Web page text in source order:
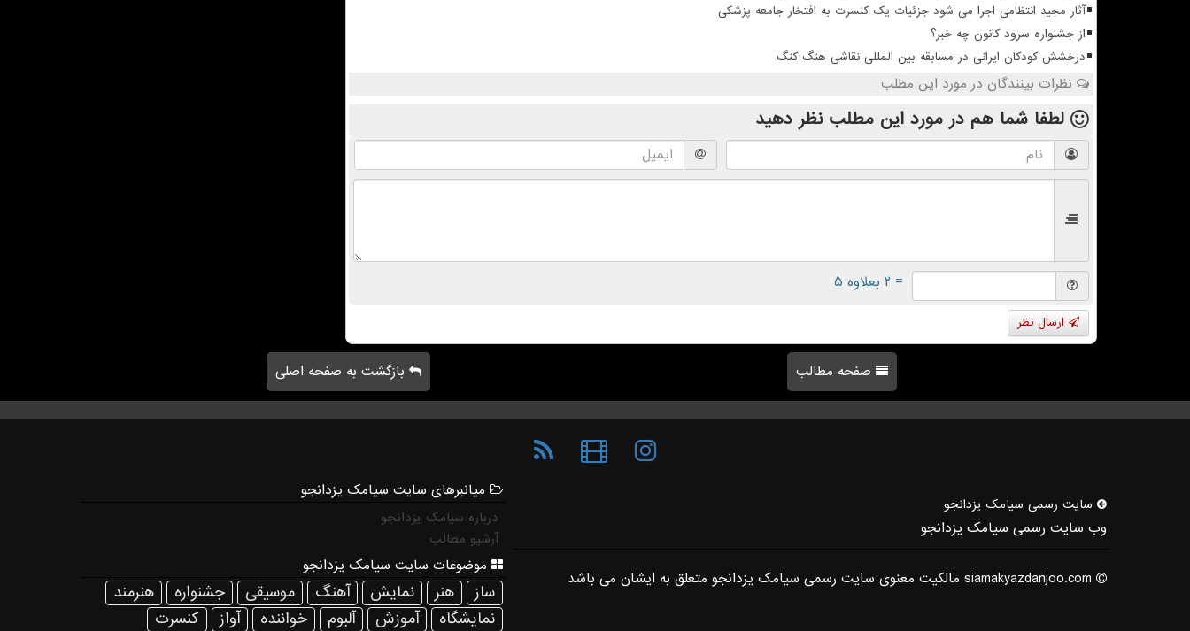
آثار مجید انتظامی اجرا می شود جزئیات یک کنسرت به افتخار جامعه پزشکی
از جشنواره سرود کانون چه خبر؟
درخشش کودکان ایرانی در مسابقه بین المللی نقاشی هنگ کنگ
نظرات بینندگان در مورد این مطلب
لطفا شما هم در مورد این مطلب نظر دهید
= ۲ بعلاوه ۵
ارسال نظر
صفحه مطالب بازگشت به صفحه اصلی
سایت رسمی سیامك یزدانجو
وب سایت رسمی سیامک یزدانجو
میانبرهای سایت سیامک یزدانجو
درباره سیامک یزدانجو
آرشیو مطالب
موضوعات سایت سیامک یزدانجو
ساز هنر نمایش آهنگ موسیقی جشنواره
هنرمند
نمایشگاه
آموزش آلبوم خواننده آواز كنسرت